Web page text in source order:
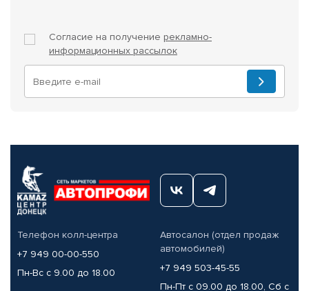
Согласие на получение рекламно-
информационных рассылок
Телефон колл-центра
+7 949 00-00-550
Пн-Вс с 9.00 до 18.00
Автосалон (отдел продаж
автомобилей)
+7 949 503-45-55
Пн-Пт с 09.00 до 18.00, Сб с